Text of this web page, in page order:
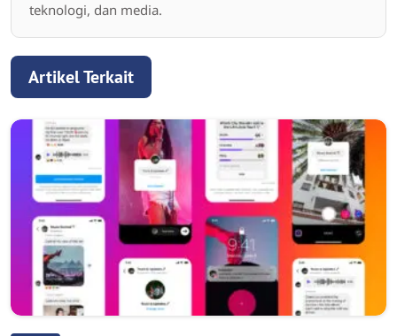
teknologi, dan media.
Artikel Terkait